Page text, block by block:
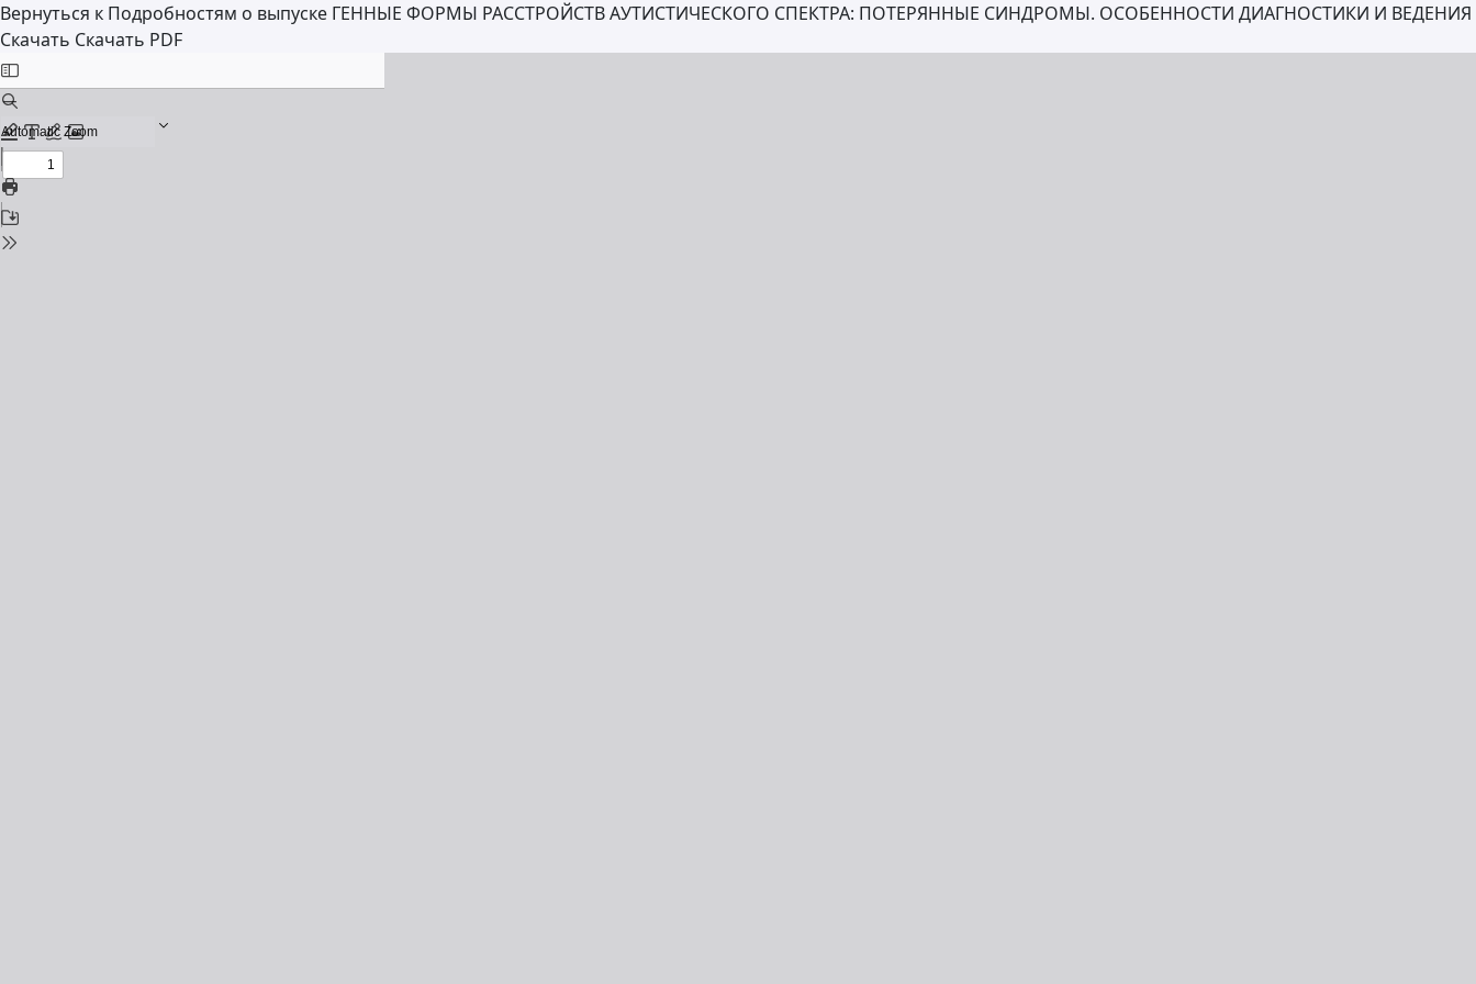
Вернуться к Подробностям о выпуске ГЕННЫЕ ФОРМЫ РАССТРОЙСТВ АУТИСТИЧЕСКОГО СПЕКТРА: ПОТЕРЯННЫЕ СИНДРОМЫ. ОСОБЕННОСТИ ДИАГНОСТИКИ И ВЕДЕНИЯ
Скачать Скачать PDF